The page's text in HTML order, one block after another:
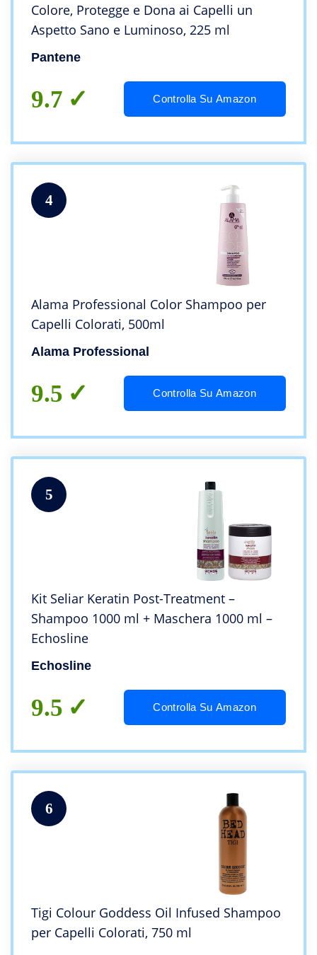
Colore, Protegge e Dona ai Capelli un
Aspetto Sano e Luminoso, 225 ml
Pantene
9.7 Controlla Su Amazon
4
Alama Professional Color Shampoo per
Capelli Colorati, 500ml
Alama Professional
9.5 Controlla Su Amazon
5
Kit Seliar Keratin Post-Treatment –
Shampoo 1000 ml + Maschera 1000 ml –
Echosline
Echosline
9.5 Controlla Su Amazon
6
Tigi Colour Goddess Oil Infused Shampoo
per Capelli Colorati, 750 ml